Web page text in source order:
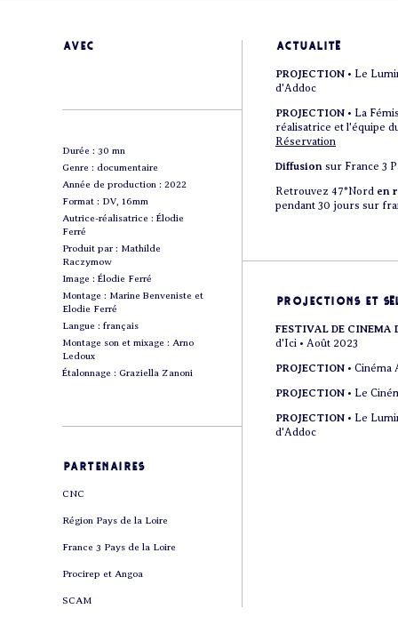
avec
Durée : 30 mn
Genre : documentaire
Année de production : 2022
Format : DV, 16mm
Autrice-réalisatrice : Élodie
Ferré
Produit par : Mathilde
Raczymow
Image : Élodie Ferré
Montage : Marine Benveniste et
Elodie Ferré
Langue : français
Montage son et mixage : Arno
Ledoux
Étalonnage : Graziella Zanoni
partenaires
CNC
Région Pays de la Loire
France 3 Pays de la Loire
Procirep et Angoa
SCAM
actualité
PROJECTION • Le
d'Addoc
PROJECTION • La
réalisatrice et l'équipe
Réservation
Diffusion sur France 3
Retrouvez 47°Nord en
pendant 30 jours sur
projections et
FESTIVAL DE CINEMA
d'Ici • Août 2023
PROJECTION • Cinéma
PROJECTION • Le
PROJECTION • Le
d'Addoc